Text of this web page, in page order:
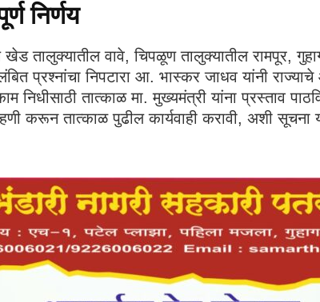
निर्णय
खेड तालुक्यातील वावे, चिपळूण तालुक्यातील रामपूर,
प्रश्नांचा निपटारा आ. भास्कर जाधव यांनी
निधीसाठी तात्काळ मा. मुख्यमंत्री यांना प्रस्ताव
करून तात्काळ पुढील कार्यवाही करावी, अशी